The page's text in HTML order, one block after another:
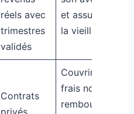
réels avec
trimestres
validés
et assurer
la vieillesse
Contrats
Couvrir les
frais non
remboursés